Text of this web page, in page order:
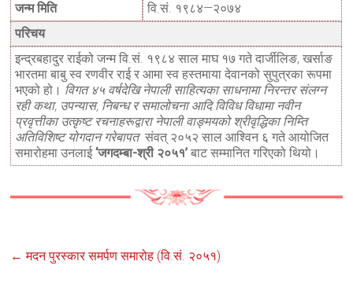
जन्म मिति
वि.सं. १९८४—२०७४
परिचय
इन्द्रबहादुर राईको जन्म वि.सं. १९८४ साल माघ १७ गते दार्जीलिङ, खर्साङ
भारतमा बाबु स्व रणवीर राई र आमा स्व हस्तमाया देवानको सुपुत्रका रूपमा
भएको हो। विगत ४५ वर्षदेखि नेपाली साहित्यका साधनामा निरन्तर संलग्न
रही कथा, उपन्यास, निबन्ध र समालोचना आदि विविध विधामा नवीन
प्रवृत्तीका उत्कृष्ट रचनाहरूद्वारा नेपाली वाङ्मयको श्रीवृद्धिका निम्ति
अतिविशिष्ट योगदान गरेबापतसंवत् २०५२ साल आश्विन ६ गते आयोजित
समारोहमा उनलाई‘जगदम्बा-श्री २०५१’ बाट सम्मानित गरिएको थियो।
← मदन पुरस्कार समर्पण समारोह (वि.सं. २०५१)